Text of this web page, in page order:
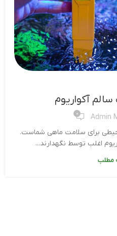
سالم آکواریوم
Admin
0
برای سلامت ماهی شماست.
اغلب توسط نگهدارند...
مطلب